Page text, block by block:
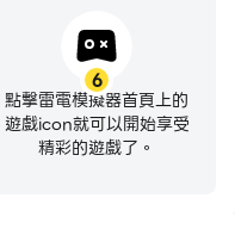
6
點擊雷電模擬器首頁上的
遊戲icon就可以開始享受
精彩的遊戲了。